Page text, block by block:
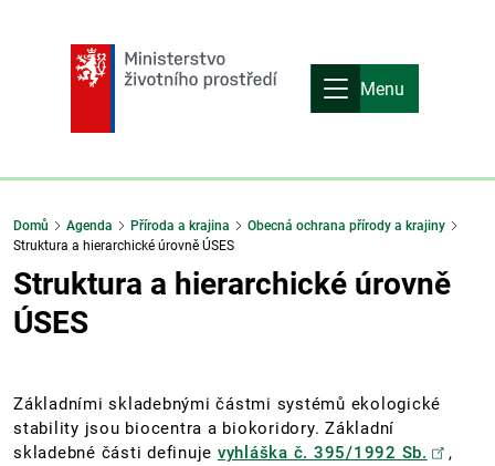
Menu
Domů Agenda Příroda a krajina
Obecná ochrana přírody a krajiny
Struktura a hierarchické úrovně ÚSES
Struktura a hierarchické úrovně
ÚSES
Základními skladebnými částmi systémů ekologické
stability jsou biocentra a biokoridory. Základní
skladebné části definuje vyhláška č. 395/1992 Sb.
,